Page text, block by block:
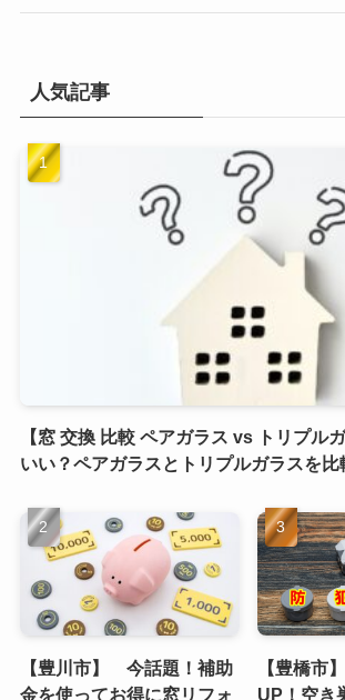
人気記事
【窓 交換 比較 ペアガラス vs トリプル
いい？ペアガラスとトリプルガラスを比
【豊川市】 今話題！補助
金を使ってお得に窓リフォ
【豊橋市
UP！空き